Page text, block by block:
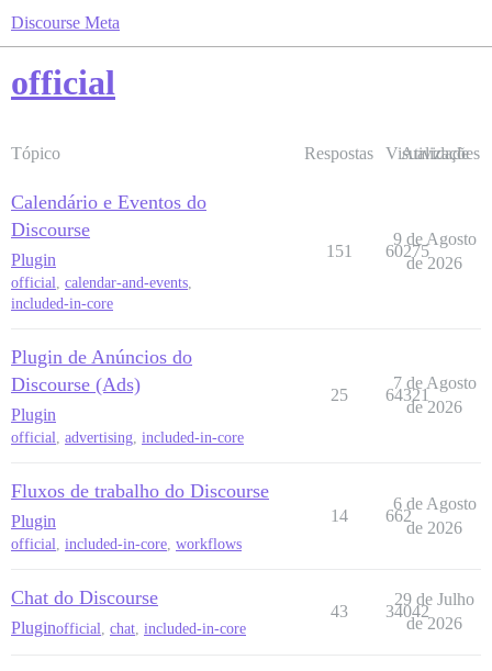
Discourse Meta
official
Tópico Respostas Visualizações
Atividade
Calendário e Eventos do
Discourse
Plugin
official, calendar-and-events,
included-in-core
151 60275
9 de Agosto
de 2026
Plugin de Anúncios do
Discourse (Ads)
Plugin
official, advertising, included-in-core
25 64321
7 de Agosto
de 2026
Fluxos de trabalho do Discourse
Plugin
official, included-in-core, workflows
14 662
6 de Agosto
de 2026
Chat do Discourse
Pluginofficial chat included-in-core
43 34042
29 de Julho
de 2026